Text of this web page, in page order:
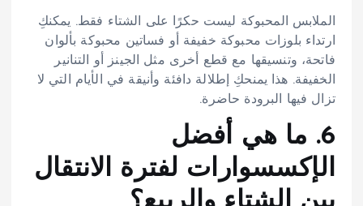
الملابس المحبوكة ليست حكرًا على الشتاء فقط. يمكنكِ
ارتداء بلوزات محبوكة خفيفة أو فساتين محبوكة بألوان
فاتحة، وتنسيقها مع قطع أخرى مثل الجينز أو التنانير
الخفيفة. هذا يمنحكِ إطلالة دافئة وأنيقة في الأيام التي لا
تزال فيها البرودة حاضرة.
6. ما هي أفضل
الإكسسوارات لفترة الانتقال